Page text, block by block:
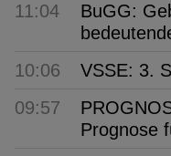
11:04
BuGG:
10:06
VSSE: 3.
09:57
Prognose